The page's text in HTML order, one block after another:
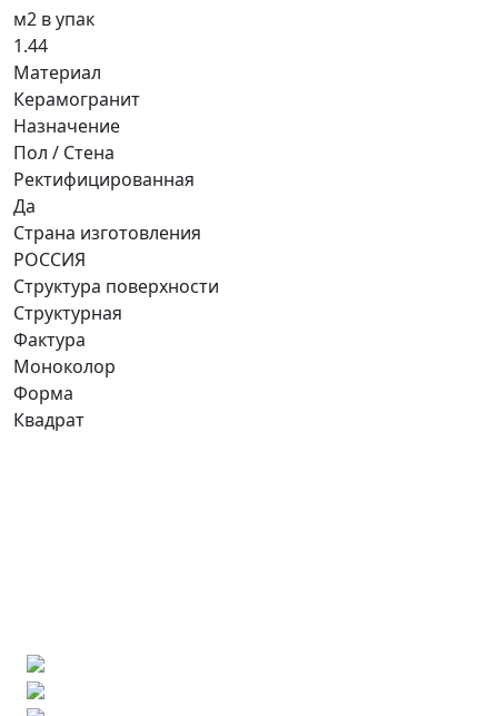
м2 в упак
1.44
Материал
Керамогранит
Назначение
Пол / Стена
Ректифицированная
Да
Страна изготовления
РОССИЯ
Структура поверхности
Структурная
Фактура
Моноколор
Форма
Квадрат